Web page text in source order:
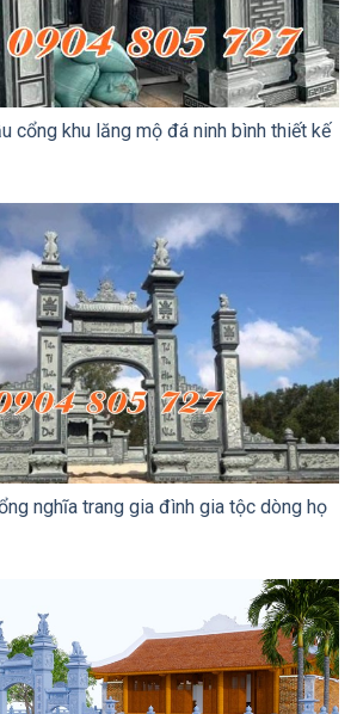
cổng khu lăng mộ đá ninh bình thiết kế
nghĩa trang gia đình gia tộc dòng họ